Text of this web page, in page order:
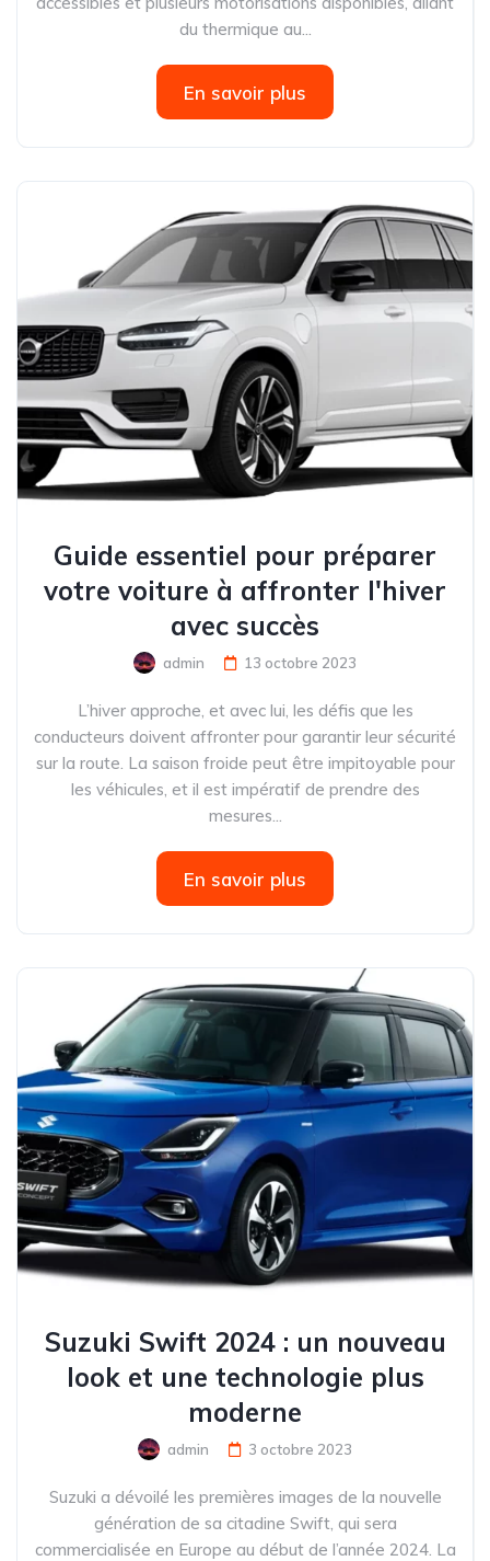
du thermique au...
En savoir plus
Guide essentiel pour préparer
votre voiture à affronter l'hiver
avec succès
admin 13 octobre 2023
L’hiver approche, et avec lui, les défis que les
conducteurs doivent affronter pour garantir leur sécurité
sur la route. La saison froide peut être impitoyable pour
les véhicules, et il est impératif de prendre des
mesures...
En savoir plus
Suzuki Swift 2024 : un nouveau
look et une technologie plus
moderne
admin 3 octobre 2023
Suzuki a dévoilé les premières images de la nouvelle
génération de sa citadine Swift, qui sera
commercialisée en Europe au début de l’année 2024. La